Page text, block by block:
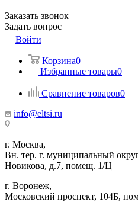
Заказать звонок
Задать вопрос
Войти
Корзина0
Избранные товары0
Сравнение товаров0
info@eltsi.ru
г. Москва,
Вн. тер. г. муниципальный
Новикова, д.7, помещ. 1/Ц
г. Воронеж,
​Московский проспект, 104Б,